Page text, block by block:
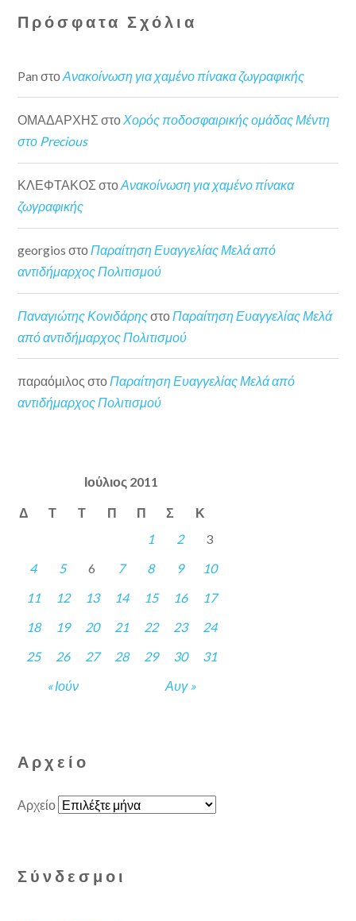
Πρόσφατα Σχόλια
Pan στοΑνακοίνωση για χαμένο πίνακα ζωγραφικής
ΟΜΑΔΑΡΧΗΣ στοΧορός ποδοσφαιρικής ομάδας Μέντη
στο Precious
ΚΛΕΦΤΑΚΟΣ στοΑνακοίνωση για χαμένο πίνακα
ζωγραφικής
georgios στοΠαραίτηση Ευαγγελίας Μελά από
αντιδήμαρχος Πολιτισμού
Παναγιώτης Κονιδάρηςστο Παραίτηση Ευαγγελίας Μελά
από αντιδήμαρχος Πολιτισμού
παραόμιλος στο Παραίτηση Ευαγγελίας Μελά από
αντιδήμαρχος Πολιτισμού
Ιούλιος 2011
Δ Τ Τ Π Π Σ Κ
« Ιούν Αυγ »
1 2
3
4
5 6 7 8 9
10
11
12 13 14 15 16
17
18
19 20 21 22 23
24
25
26 27 28 29 30 31
Αρχείο
Αρχείο
Σύνδεσμοι